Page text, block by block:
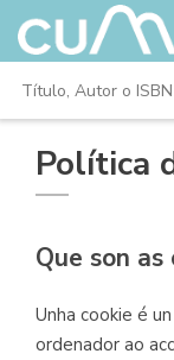
Política
Que son as
Unha cookie é
ordenador ao